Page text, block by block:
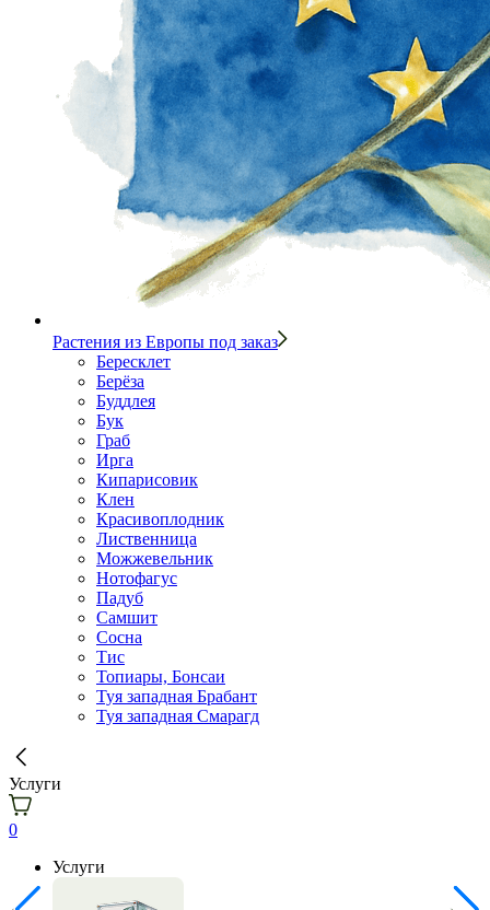
Растения из Европы под заказ
Бересклет
Берёза
Буддлея
Бук
Граб
Ирга
Кипарисовик
Клен
Красивоплодник
Лиственница
Можжевельник
Нотофагус
Падуб
Самшит
Сосна
Тис
Топиары, Бонсаи
Туя западная Брабант
Туя западная Смарагд
Услуги
0
Услуги